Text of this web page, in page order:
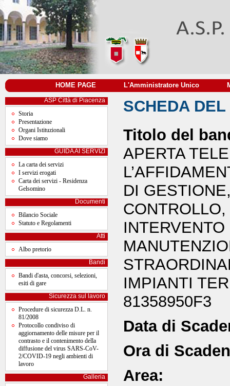
HOME PAGE L'Amministratore Unico
ASP Città di Piacenza
Storia
Presentazione
Organi Istituzionali
Dove siamo
GUIDA AI SERVIZI
La carta dei servizi
I servizi erogati
Carta dei servizi - Residenza
Gelsomino
Documenti
Bilancio Sociale
Statuto e Regolamenti
Atti
Albo pretorio
Bandi
Bandi d'asta, concorsi, selezioni,
esiti di gare
Sicurezza sul lavoro
Procedure di sicurezza D.L. n.
81/2008
Protocollo condiviso di
aggiornamento delle misure per il
contrasto e il contenimento della
diffusione del virus SARS-CoV-
2/COVID-19 negli ambienti di
lavoro
Galleria
SCHEDA
Titolo del
APERTA
DI
INTERVENTO
IMPIANTI
81358950F3
Data di
Ora di
Area: